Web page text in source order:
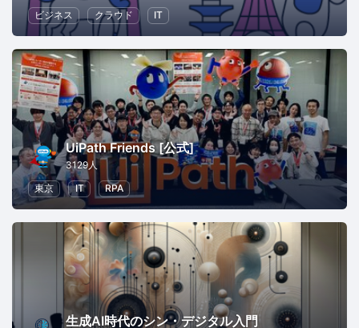
ビジネス
クラウド IT
UiPath Friends [公式]
3129人
東京
IT RPA
生成AI時代のシン・デジタル入門